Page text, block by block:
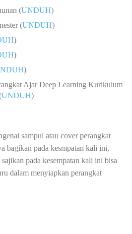
(UNDUH)
(UNDUH)
)
)
)
Ajar Deep Learning Kurikulum
UNDUH)
sampul atau cover perangkat
bagikan pada kesmpatan kali ini,
pada kesempatan kali ini bisa
dalam menyiapkan perangkat